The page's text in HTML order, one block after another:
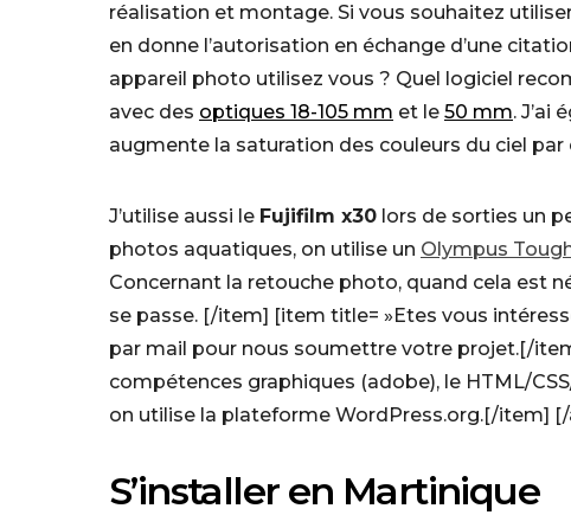
réalisation et montage. Si vous souhaitez
en donne l’autorisation en échange d’une
appareil photo utilisez vous ? Quel logiciel
avec des optiques 18-105 mm et le 50 mm. J’ai
augmente la saturation des couleurs du ciel par
J’utilise aussi le Fujifilm x30 lors de sorties un
photos aquatiques, on utilise un Olympus
Concernant la retouche photo, quand cela est
se passe. [/item] [item title= »Etes vous
par mail pour nous soumettre votre projet.[/
compétences graphiques (adobe), le HTML/
on utilise la plateforme WordPress.org.[/item]
S’installer en Martinique